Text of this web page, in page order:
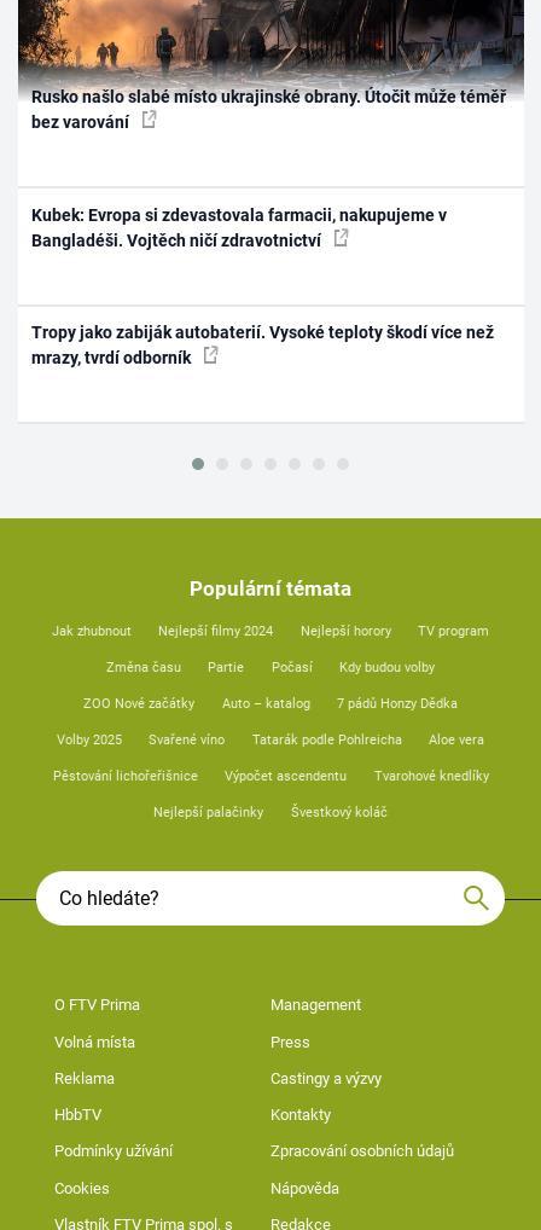
Rusko našlo slabé místo ukrajinské obrany. Útočit může téměř
bez varování
Kubek: Evropa si zdevastovala farmacii, nakupujeme v
Bangladéši. Vojtěch ničí zdravotnictví
Tropy jako zabiják autobaterií. Vysoké teploty škodí více než
mrazy, tvrdí odborník
Populární témata
Jak zhubnout Nejlepší filmy 2024 Nejlepší horory TV program
Změna času Partie Počasí Kdy budou volby
ZOO Nové začátky Auto – katalog 7 pádů Honzy Dědka
Volby 2025 Svařené víno Tatarák podle Pohlreicha Aloe vera
Pěstování lichořeřišnice Výpočet ascendentu Tvarohové knedlíky
Nejlepší palačinky Švestkový koláč
O FTV Prima Management
Volná místa Press
Reklama Castingy a výzvy
HbbTV Kontakty
Podmínky užívání Zpracování osobních údajů
Cookies Nápověda
Vlastník FTV Prima spol. s Redakce